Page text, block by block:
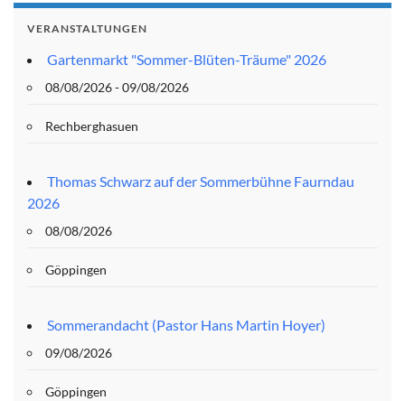
VERANSTALTUNGEN
Gartenmarkt "Sommer-Blüten-Träume" 2026
08/08/2026 - 09/08/2026
Rechberghasuen
Thomas Schwarz auf der Sommerbühne Faurndau
2026
08/08/2026
Göppingen
Sommerandacht (Pastor Hans Martin Hoyer)
09/08/2026
Göppingen